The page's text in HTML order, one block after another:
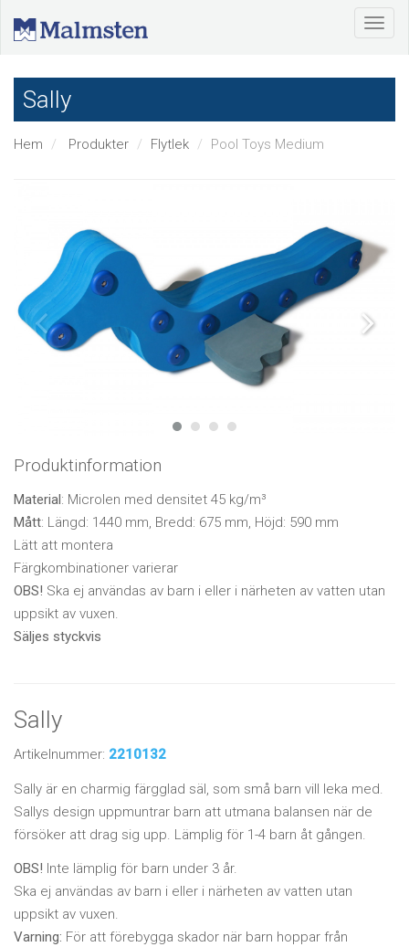
Sally
Hem Produkter Flytlek Pool Toys Medium
Produktinformation
Material: Microlen med densitet 45 kg/m³
Mått: Längd: 1440 mm, Bredd: 675 mm, Höjd: 590 mm
Lätt att montera
Färgkombinationer varierar
OBS! Ska ej användas av barn i eller i närheten av vatten utan
uppsikt av vuxen.
Säljes styckvis
Sally
Artikelnummer: 2210132
Sally är en charmig färgglad säl, som små barn vill leka med.
Sallys design uppmuntrar barn att utmana balansen när de
försöker att drag sig upp. Lämplig för 1-4 barn åt gången.
OBS! Inte lämplig för barn under 3 år.
Ska ej användas av barn i eller i närheten av vatten utan
uppsikt av vuxen.
Varning: För att förebygga skador när barn hoppar från